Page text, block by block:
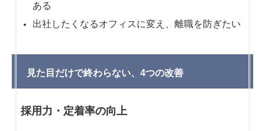
ある
出社したくなるオフィスに変え、離職を防ぎたい
見た目だけで終わらない、4つの改善
採用力・定着率の向上